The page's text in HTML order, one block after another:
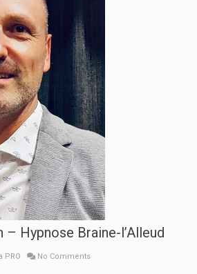
Hypnose Braine-l’Alleud
PRO No Comments